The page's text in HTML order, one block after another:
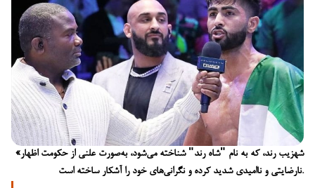
«شهزیب رند، که به نام "شاه رند" شناخته می‌شود، به‌صورت علنی از حکومت اظهار
نارضایتی و ناامیدی شدید کرده و نگرانی‌های خود را آشکار ساخته است.